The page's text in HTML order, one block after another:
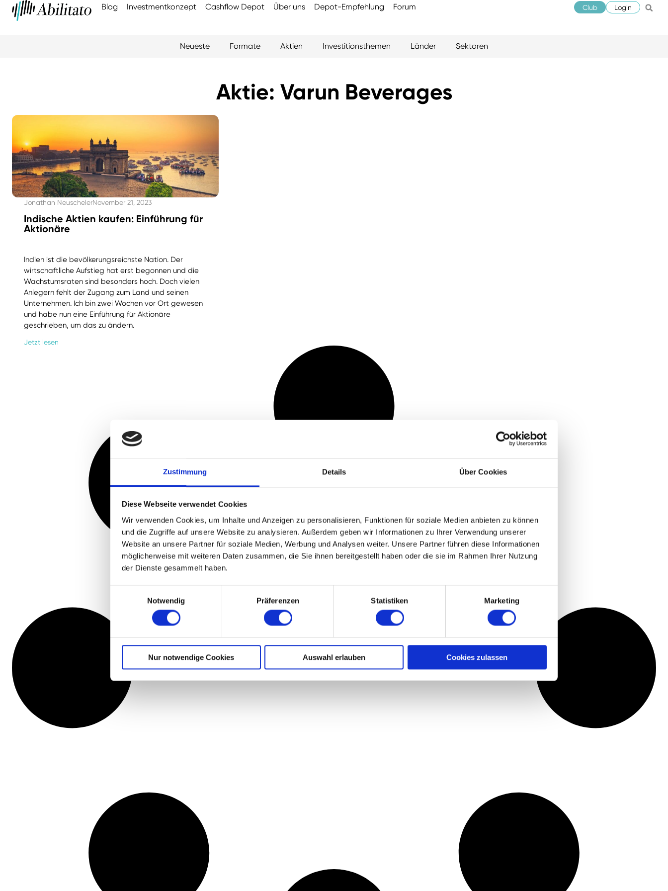
Zustimmung Details Über Cookies
Diese Webseite verwendet Cookies
Wir verwenden Cookies, um Inhalte und Anzeigen zu personalisieren, Funktionen für soziale Medien anbieten zu können
und die Zugriffe auf unsere Website zu analysieren. Außerdem geben wir Informationen zu Ihrer Verwendung unserer
Website an unsere Partner für soziale Medien, Werbung und Analysen weiter. Unsere Partner führen diese Informationen
möglicherweise mit weiteren Daten zusammen, die Sie ihnen bereitgestellt haben oder die sie im Rahmen Ihrer Nutzung
der Dienste gesammelt haben.
Notwendig
Präferenzen Statistiken Marketing
Nur notwendige Cookies Auswahl erlauben Cookies zulassen
Blog Investmentkonzept Cashflow Depot Über uns Depot-Empfehlung Forum Club Login
Neueste Formate Aktien Investitionsthemen Länder Sektoren
Aktie: Varun Beverages
Jonathan NeuschelerNovember 21, 2023
Indische Aktien kaufen: Einführung für
Aktionäre
Indien ist die bevölkerungsreichste Nation. Der
wirtschaftliche Aufstieg hat erst begonnen und die
Wachstumsraten sind besonders hoch. Doch vielen
Anlegern fehlt der Zugang zum Land und seinen
Unternehmen. Ich bin zwei Wochen vor Ort gewesen
und habe nun eine Einführung für Aktionäre
geschrieben, um das zu ändern.
Jetzt lesen